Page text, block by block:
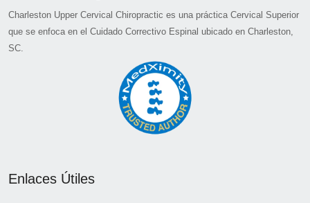
Charleston Upper Cervical Chiropractic es una práctica Cervical Superior
que se enfoca en el Cuidado Correctivo Espinal ubicado en Charleston,
SC.
Enlaces Útiles